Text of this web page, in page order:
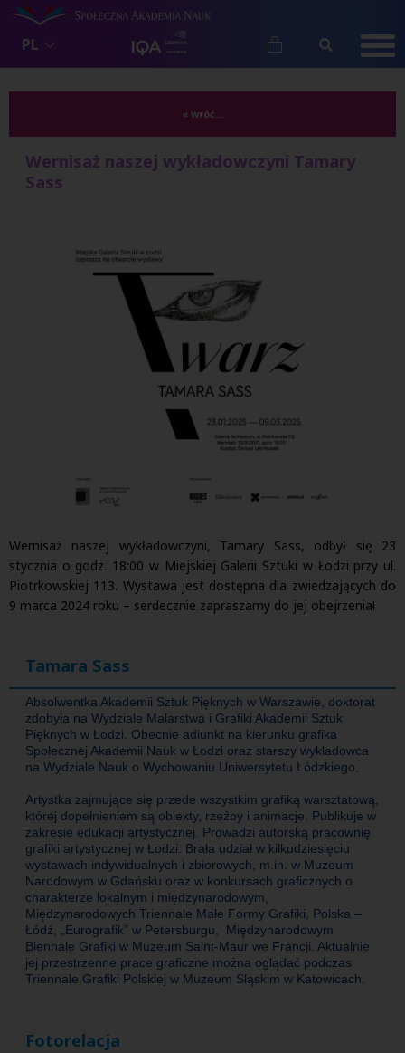
PL
« wróć...
Wernisaż naszej wykładowczyni Tamary
Sass
Wernisaż naszej wykładowczyni, Tamary Sass, odbył się 23
stycznia o godz. 18:00 w Miejskiej Galerii Sztuki w Łodzi przy ul.
Piotrkowskiej 113. Wystawa jest dostępna dla zwiedzających do
9 marca 2024 roku – serdecznie zapraszamy do jej obejrzenia!
Tamara Sass
Absolwentka Akademii Sztuk Pięknych w Warszawie, doktorat
zdobyła na Wydziale Malarstwa i Grafiki Akademii Sztuk
Pięknych w Łodzi. Obecnie adiunkt na kierunku grafika
Społecznej Akademii Nauk w Łodzi oraz starszy wykładowca
na Wydziale Nauk o Wychowaniu Uniwersytetu Łódzkiego.
Artystka zajmujące się przede wszystkim grafiką warsztatową,
której dopełnieniem są obiekty, rzeźby i animacje. Publikuje w
zakresie edukacji artystycznej. Prowadzi autorską pracownię
grafiki artystycznej w Łodzi. Brała udział w kilkudziesięciu
wystawach indywidualnych i zbiorowych, m.in. w Muzeum
Narodowym w Gdańsku oraz w konkursach graficznych o
charakterze lokalnym i międzynarodowym,
Międzynarodowych Triennale Małe Formy Grafiki, Polska –
Łódź, „Eurografik” w Petersburgu, Międzynarodowym
Biennale Grafiki w Muzeum Saint-Maur we Francji. Aktualnie
jej przestrzenne prace graficzne można oglądać podczas
Triennale Grafiki Polskiej w Muzeum Śląskim w Katowicach.
Fotorelacja